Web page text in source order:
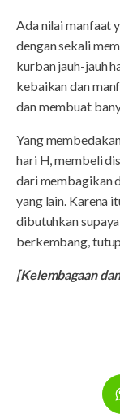
Ada nilai manfaat
dengan sekali
kurban jauh-jauh
kebaikan dan
dan membuat
Yang
hari H, membeli
dari membagikan
yang lain. Karena
dibutuhkan
berkembang,
[Kelembagaan